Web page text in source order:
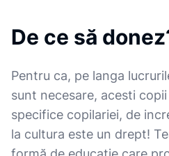
De ce să
Pentru ca, pe langa
sunt necesare, acesti
specifice copilariei, de
la cultura este un drept!